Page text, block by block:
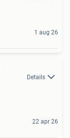
1 aug 26
Details
22 apr 26